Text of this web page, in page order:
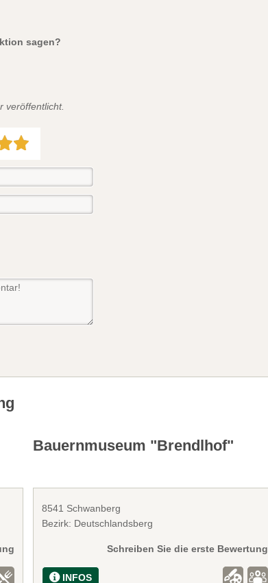
sagen?
veröffentlicht.
Bauernmuseum "Brendlhof"
8541 Schwanberg
Bezirk: Deutschlandsberg
Schreiben Sie die erste Bewertung
INFOS